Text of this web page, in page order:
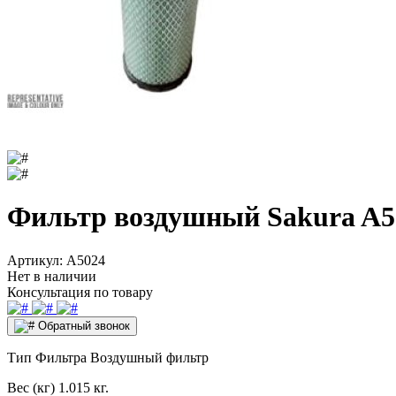
Фильтр воздушный Sakura
Артикул: A5024
Нет в наличии
Консультация по товару
Обратный звонок
Тип Фильтра Воздушный фильтр
Вес (кг) 1.015 кг.